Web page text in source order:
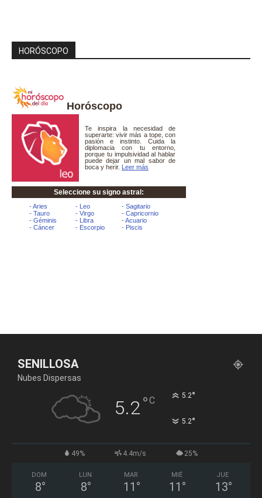
HORÓSCOPO
Horóscopo
SENILLOSA
Nubes Dispersas
5.2°C 5.2°
5.2°
49% 4.4m/s 25%
DOM
8°
LUN
8°
MAR
11 °
MIÉ
11 °
JUE
13°